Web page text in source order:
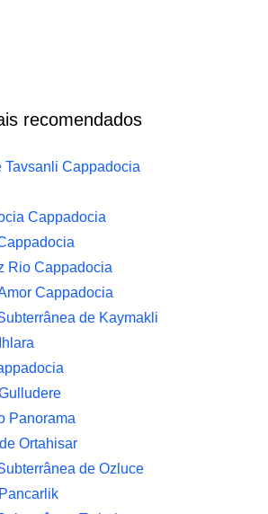
recomendados
Tavsanli Cappadocia
Cappadocia
Rio Cappadocia
Cappadocia
de Kaymakli
Panorama
Ortahisar
de Ozluce